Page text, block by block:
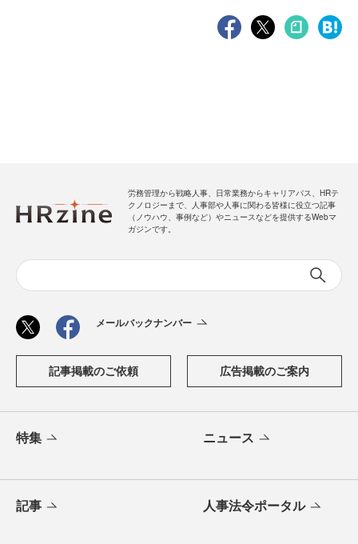
労務管理から戦略人事、日常業務からキャリアパス、HRテ
クノロジーまで、人事部や人事に関わる皆様に役立つ記事
（ノウハウ、事例など）やニュースなどを提供するWebマ
ガジンです。
メールバックナンバー
記事掲載のご依頼 広告掲載のご案内
特集 ニュース
記事 人事法令ポータル